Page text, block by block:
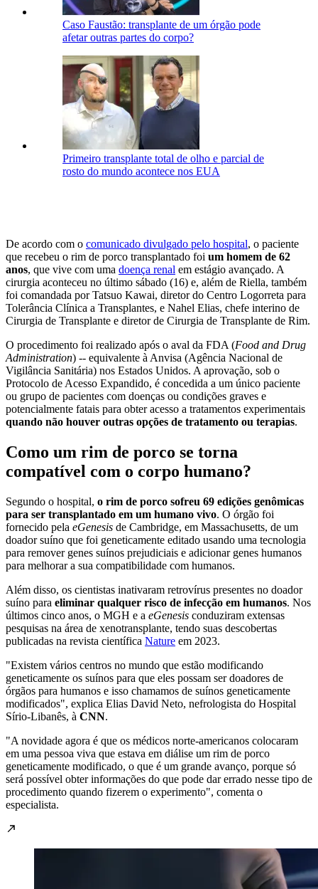
Caso Faustão: transplante de um órgão pode
afetar outras partes do corpo?
Primeiro transplante total de olho e parcial de
rosto do mundo acontece nos EUA
De acordo com o comunicado divulgado pelo hospital, o paciente
que recebeu o rim de porco transplantado foi um homem de 62
anos, que vive com uma doença renal em estágio avançado. A
cirurgia aconteceu no último sábado (16) e, além de Riella, também
foi comandada por Tatsuo Kawai, diretor do Centro Logorreta para
Tolerância Clínica a Transplantes, e Nahel Elias, chefe interino de
Cirurgia de Transplante e diretor de Cirurgia de Transplante de Rim.
O procedimento foi realizado após o aval da FDA (Food and Drug
Administration) -- equivalente à Anvisa (Agência Nacional de
Vigilância Sanitária) nos Estados Unidos. A aprovação, sob o
Protocolo de Acesso Expandido, é concedida a um único paciente
ou grupo de pacientes com doenças ou condições graves e
potencialmente fatais para obter acesso a tratamentos experimentais
quando não houver outras opções de tratamento ou terapias.
Como um rim de porco se torna
compatível com o corpo humano?
Segundo o hospital, o rim de porco sofreu 69 edições genômicas
para ser transplantado em um humano vivo. O órgão foi
fornecido pela eGenesis de Cambridge, em Massachusetts, de um
doador suíno que foi geneticamente editado usando uma tecnologia
para remover genes suínos prejudiciais e adicionar genes humanos
para melhorar a sua compatibilidade com humanos.
Além disso, os cientistas inativaram retrovírus presentes no doador
suíno para eliminar qualquer risco de infecção em humanos. Nos
últimos cinco anos, o MGH e a eGenesis conduziram extensas
pesquisas na área de xenotransplante, tendo suas descobertas
publicadas na revista científica Nature em 2023.
"Existem vários centros no mundo que estão modificando
geneticamente os suínos para que eles possam ser doadores de
órgãos para humanos e isso chamamos de suínos geneticamente
modificados", explica Elias David Neto, nefrologista do Hospital
Sírio-Libanês, à CNN.
"A novidade agora é que os médicos norte-americanos colocaram
em uma pessoa viva que estava em diálise um rim de porco
geneticamente modificado, o que é um grande avanço, porque só
será possível obter informações do que pode dar errado nesse tipo de
procedimento quando fizerem o experimento", comenta o
especialista.